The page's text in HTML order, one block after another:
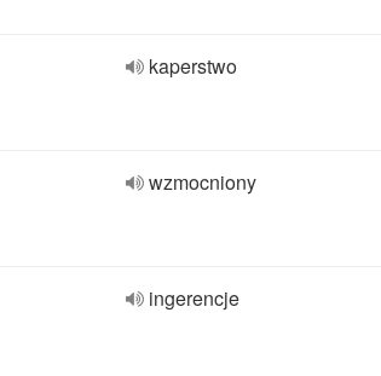
kaperstwo
wzmocniony
ingerencje